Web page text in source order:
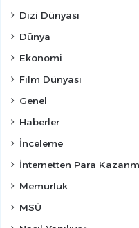
Dizi Dünyası
Dünya
Ekonomi
Film Dünyası
Genel
Haberler
İnceleme
İnternetten Para
Memurluk
MSÜ